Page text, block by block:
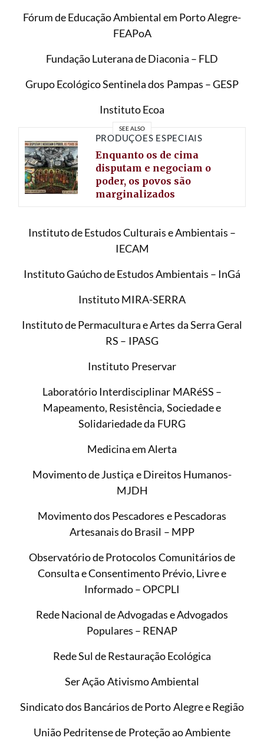
Fórum de Educação Ambiental em Porto Alegre-
FEAPoA
Fundação Luterana de Diaconia – FLD
Grupo Ecológico Sentinela dos Pampas – GESP
Instituto Ecoa
SEE ALSO
PRODUÇÕES ESPECIAIS
Enquanto os de cima
disputam e negociam o
poder, os povos são
marginalizados
Instituto de Estudos Culturais e Ambientais –
IECAM
Instituto Gaúcho de Estudos Ambientais – InGá
Instituto MIRA-SERRA
Instituto de Permacultura e Artes da Serra Geral
RS – IPASG
Instituto Preservar
Laboratório Interdisciplinar MARéSS –
Mapeamento, Resistência, Sociedade e
Solidariedade da FURG
Medicina em Alerta
Movimento de Justiça e Direitos Humanos-
MJDH
Movimento dos Pescadores e Pescadoras
Artesanais do Brasil – MPP
Observatório de Protocolos Comunitários de
Consulta e Consentimento Prévio, Livre e
Informado – OPCPLI
Rede Nacional de Advogadas e Advogados
Populares – RENAP
Rede Sul de Restauração Ecológica
Ser Ação Ativismo Ambiental
Sindicato dos Bancários de Porto Alegre e Região
União Pedritense de Proteção ao Ambiente